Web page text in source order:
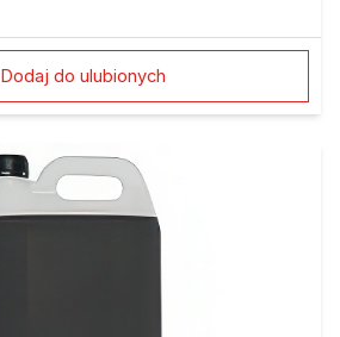
Dodaj do ulubionych